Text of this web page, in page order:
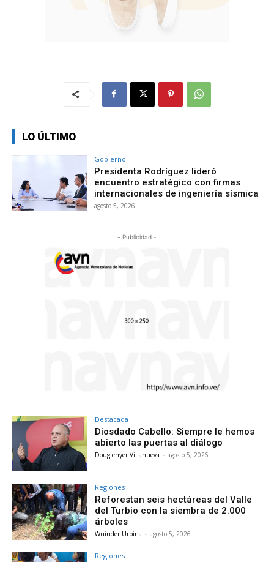
LO ÚLTIMO
Gobierno
Presidenta Rodríguez lideró
encuentro estratégico con firmas
internacionales de ingeniería sísmica
agosto 5, 2026
- Publicidad -
Destacada
Diosdado Cabello: Siempre le hemos
abierto las puertas al diálogo
Douglenyer Villanueva - agosto 5, 2026
Regiones
Reforestan seis hectáreas del Valle
del Turbio con la siembra de 2.000
árboles
Wuinder Urbina - agosto 5, 2026
Regiones